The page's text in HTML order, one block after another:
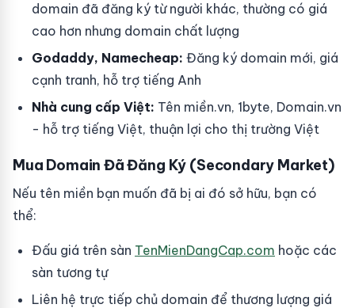
domain đã đăng ký từ người khác, thường có giá
cao hơn nhưng domain chất lượng
Godaddy, Namecheap: Đăng ký domain mới, giá
cạnh tranh, hỗ trợ tiếng Anh
Nhà cung cấp Việt: Tên miền.vn, 1byte, Domain.vn
- hỗ trợ tiếng Việt, thuận lợi cho thị trường Việt
Mua Domain Đã Đăng Ký (Secondary Market)
Nếu tên miền bạn muốn đã bị ai đó sở hữu, bạn có
thể:
Đấu giá trên sàn TenMienDangCap.com hoặc các
sàn tương tự
Liên hệ trực tiếp chủ domain để thương lượng giá